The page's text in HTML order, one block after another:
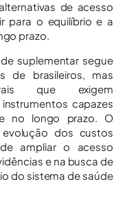
de acesso
para o equilíbrio e a
prazo.
suplementar segue
de brasileiros, mas
que exigem
capazes
no longo prazo. O
dos custos
ampliar o acesso
e na busca de
do sistema de saúde